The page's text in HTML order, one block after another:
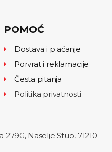
POMOĆ
Dostava i plaćanje
Porvrat i reklamacije
Česta pitanja
Politika privatnosti
Naselje Stup, 71210